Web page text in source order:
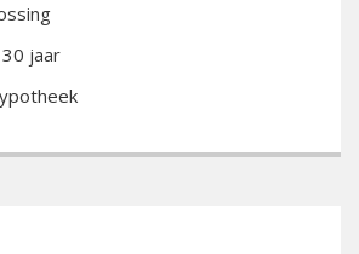
jaar